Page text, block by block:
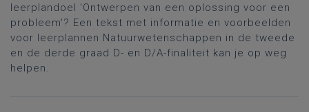
leerplandoel 'Ontwerpen van een oplossing voor een
probleem'? Een tekst met informatie en voorbeelden
voor leerplannen Natuurwetenschappen in de tweede
en de derde graad D- en D/A-finaliteit kan je op weg
helpen.